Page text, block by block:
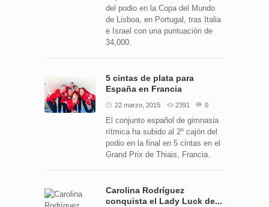
del podio en la Copa del Mundo
de Lisboa, en Portugal, tras Italia
e Israel con una puntuación de
34,000.
5 cintas de plata para
España en Francia
22 marzo, 2015 2391 0
El conjunto español de gimnasia
rítmica ha subido al 2º cajón del
podio en la final en 5 cintas en el
Grand Prix de Thiais, Francia.
Carolina Rodríguez
conquista el Lady Luck de...